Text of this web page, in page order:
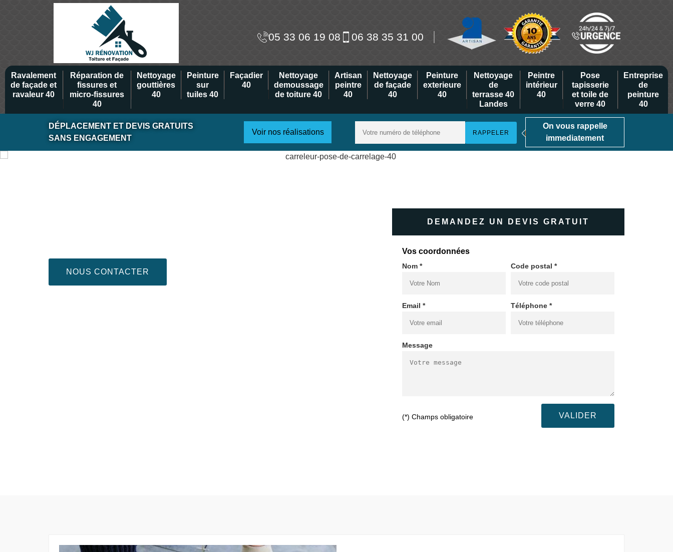
05 33 06 19 08 06 38 35 31 00
Ravalement
de façade et
ravaleur 40
Réparation de
fissures et
micro-fissures
40
Nettoyage
gouttières
40
Peinture
sur
tuiles 40
Façadier
40
Nettoyage
demoussage
de toiture 40
Artisan
peintre
40
Nettoyage
de façade
40
Peinture
exterieure
40
Nettoyage
de
terrasse 40
Landes
Peintre
intérieur
40
Pose
tapisserie
et toile de
verre 40
Entreprise
de
peinture
40
DÉPLACEMENT ET DEVIS GRATUITS
SANS ENGAGEMENT
Voir nos réalisations
On vous rappelle
immediatement
NOUS CONTACTER
DEMANDEZ UN DEVIS GRATUIT
Vos coordonnées
Nom * Code postal *
Email * Téléphone *
Message
(*) Champs obligatoire